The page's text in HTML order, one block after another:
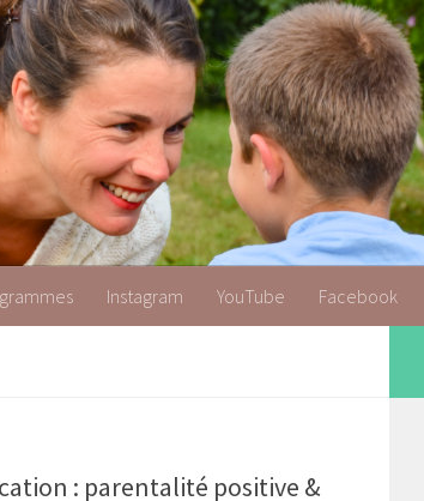
Instagram YouTube Facebook
: parentalité positive &